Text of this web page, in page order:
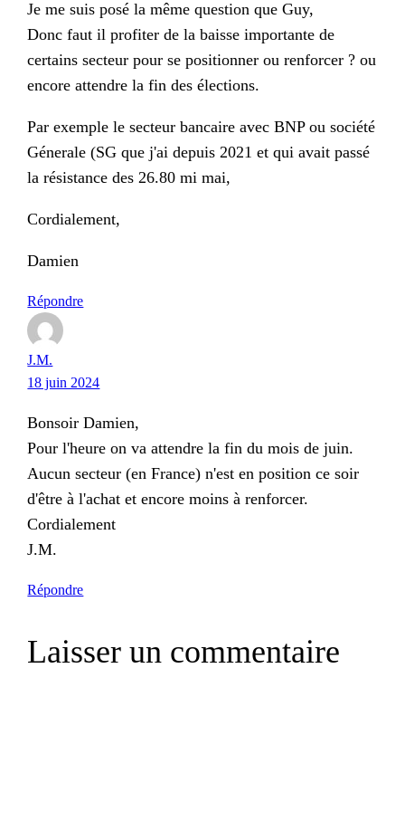
Je me suis posé la même question que Guy,
Donc faut il profiter de la baisse importante de
certains secteur pour se positionner ou renforcer ? ou
encore attendre la fin des élections.
Par exemple le secteur bancaire avec BNP ou société
Génerale (SG que j'ai depuis 2021 et qui avait passé
la résistance des 26.80 mi mai,
Cordialement,
Damien
Répondre
J.M.
18 juin 2024
Bonsoir Damien,
Pour l'heure on va attendre la fin du mois de juin.
Aucun secteur (en France) n'est en position ce soir
d'être à l'achat et encore moins à renforcer.
Cordialement
J.M.
Répondre
Laisser un commentaire